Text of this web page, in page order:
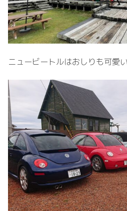
ニュービートルはおしりも可愛